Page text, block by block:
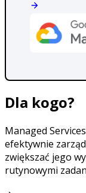
Dla kogo?
Managed
efektywnie
zwiększać jego
rutynowymi